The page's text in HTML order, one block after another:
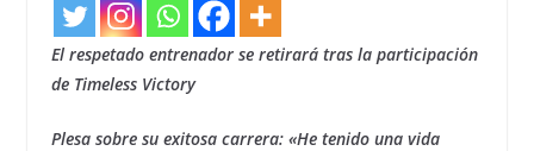
El respetado entrenador se retirará tras la participación
de Timeless Victory
Plesa sobre su exitosa carrera: «He tenido una vida